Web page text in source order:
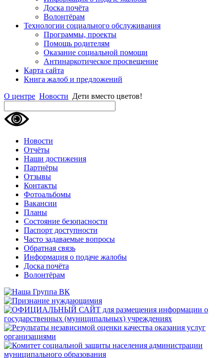
Доска почёта
Волонтёрам
Технологии социального обслуживания
Программы, проекты
Помощь родителям
Оказание социальной помощи
Антинаркотическое просвещение
Карта сайта
Книга жалоб и предложений
О центре Новости Дети вместо цветов!
Новости
Отчёты
Наши достижения
Партнёры
Отзывы
Контакты
Фотоальбомы
Вакансии
Планы
Состояние безопасности
Паспорт доступности
Часто задаваемые вопросы
Обратная связь
Информация о подаче жалобы
Доска почёта
Волонтёрам